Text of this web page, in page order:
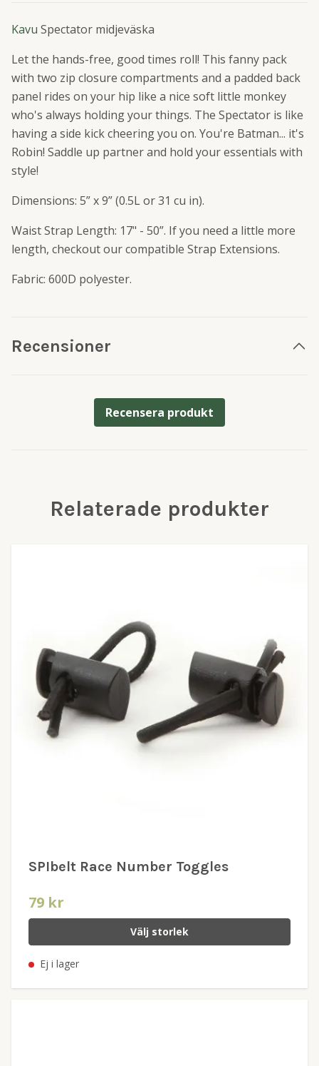
Kavu Spectator midjeväska
Let the hands-free, good times roll! This fanny pack
with two zip closure compartments and a padded back
panel rides on your hip like a nice soft little monkey
who's always holding your things. The Spectator is like
having a side kick cheering you on. You're Batman... it's
Robin! Saddle up partner and hold your essentials with
style!
Dimensions: 5” x 9” (0.5L or 31 cu in).
Waist Strap Length: 17" - 50”. If you need a little more
length, checkout our compatible Strap Extensions.
Fabric: 600D polyester.
Recensioner
Recensera produkt
Relaterade produkter
SPIbelt Race Number Toggles
79 kr
Välj storlek
Ej i lager